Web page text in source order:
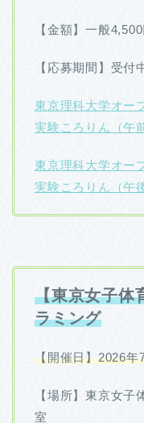
【金額】一般4,500
【応募期間】受付
東京理科大学オー
実験ころりん（午
東京理科大学オー
実験ころりん（午
【東京女子体
ラミング
【開催日】2026年
【場所】東京女
室